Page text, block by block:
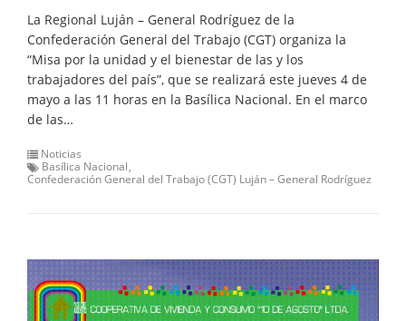
La Regional Luján – General Rodríguez de la
Confederación General del Trabajo (CGT) organiza la
“Misa por la unidad y el bienestar de las y los
trabajadores del país”, que se realizará este jueves 4 de
mayo a las 11 horas en la Basílica Nacional. En el marco
de las…
Noticias
Basílica Nacional
Confederación General del Trabajo (CGT) Luján – General Rodríguez